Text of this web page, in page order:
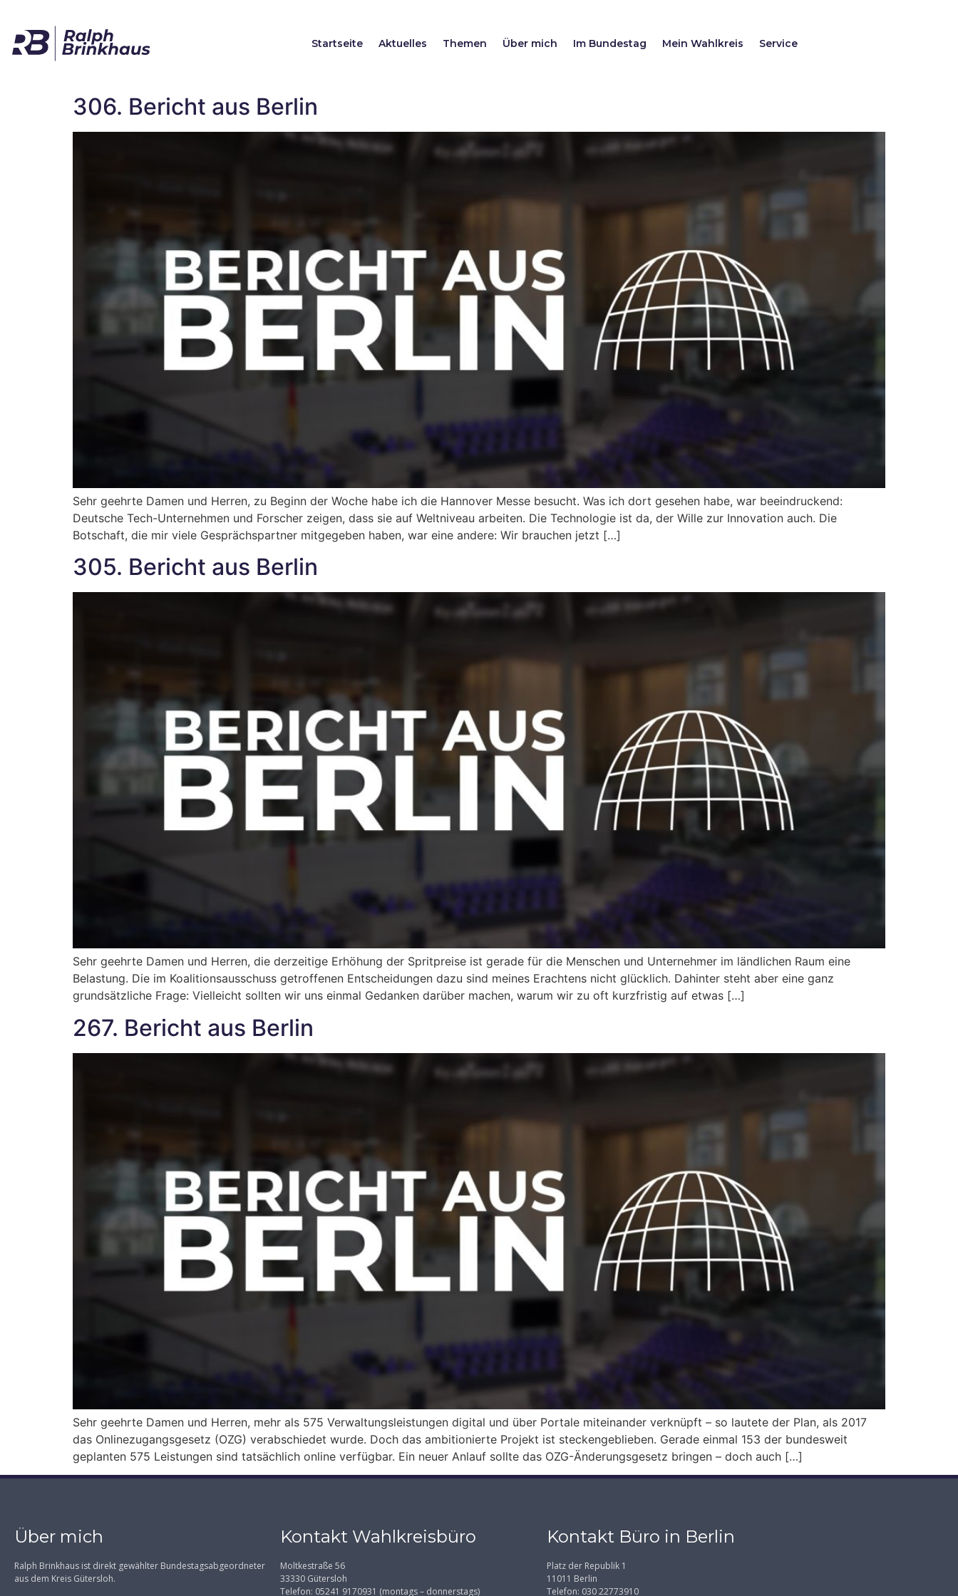
Startseite Aktuelles Themen Über mich Im Bundestag Mein Wahlkreis Service
306. Bericht aus Berlin
Sehr geehrte Damen und Herren, zu Beginn der Woche habe ich die Hannover Messe besucht. Was ich dort gesehen habe, war beeindruckend:
Deutsche Tech-Unternehmen und Forscher zeigen, dass sie auf Weltniveau arbeiten. Die Technologie ist da, der Wille zur Innovation auch. Die
Botschaft, die mir viele Gesprächspartner mitgegeben haben, war eine andere: Wir brauchen jetzt […]
305. Bericht aus Berlin
Sehr geehrte Damen und Herren, die derzeitige Erhöhung der Spritpreise ist gerade für die Menschen und Unternehmer im ländlichen Raum eine
Belastung. Die im Koalitionsausschuss getroffenen Entscheidungen dazu sind meines Erachtens nicht glücklich. Dahinter steht aber eine ganz
grundsätzliche Frage: Vielleicht sollten wir uns einmal Gedanken darüber machen, warum wir zu oft kurzfristig auf etwas […]
267. Bericht aus Berlin
Sehr geehrte Damen und Herren, mehr als 575 Verwaltungsleistungen digital und über Portale miteinander verknüpft – so lautete der Plan, als 2017
das Onlinezugangsgesetz (OZG) verabschiedet wurde. Doch das ambitionierte Projekt ist steckengeblieben. Gerade einmal 153 der bundesweit
geplanten 575 Leistungen sind tatsächlich online verfügbar. Ein neuer Anlauf sollte das OZG-Änderungsgesetz bringen – doch auch […]
Über mich
Ralph Brinkhaus ist direkt gewählter Bundestagsabgeordneter
aus dem Kreis Gütersloh.
Kontakt Wahlkreisbüro
Moltkestraße 56
33330 Gütersloh
Telefon: 05241 9170931 (montags – donnerstags)
Kontakt Büro in Berlin
Platz der Republik 1
11011 Berlin
Telefon: 030 22773910